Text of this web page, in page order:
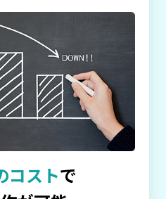
コストで